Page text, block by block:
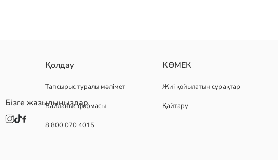
Бренд:
жыныс:
Қолдау
Тапсырыс туралы мәлімет
Байланыс формасы
8 800 070 4015
КӨМЕК
Жиі қойылатын сұрақтар
Қайтару
Бізге жазылыңыздар